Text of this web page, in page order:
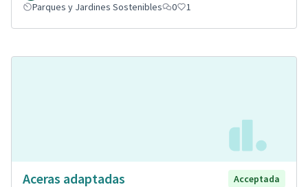
Parques y Jardines Sostenibles
0 1
Aceras adaptadas
Acceptada